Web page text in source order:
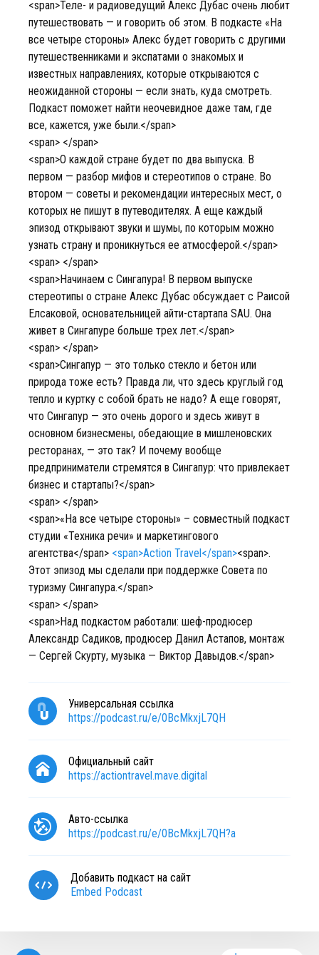
<span>Теле- и радиоведущий Алекс Дубас очень любит
путешествовать — и говорить об этом. В подкасте «На
все четыре стороны» Алекс будет говорить с другими
путешественниками и экспатами о знакомых и
известных направлениях, которые открываются с
неожиданной стороны — если знать, куда смотреть.
Подкаст поможет найти неочевидное даже там, где
все, кажется, уже были.</span>
<span> </span>
<span>О каждой стране будет по два выпуска. В
первом — разбор мифов и стереотипов о стране. Во
втором — советы и рекомендации интересных мест, о
которых не пишут в путеводителях. А еще каждый
эпизод открывают звуки и шумы, по которым можно
узнать страну и проникнуться ее атмосферой.</span>
<span> </span>
<span>Начинаем с Сингапура! В первом выпуске
стереотипы о стране Алекс Дубас обсуждает с Раисой
Елсаковой, основательницей айти-стартапа SAU. Она
живет в Сингапуре больше трех лет.</span>
<span> </span>
<span>Сингапур — это только стекло и бетон или
природа тоже есть? Правда ли, что здесь круглый год
тепло и куртку с собой брать не надо? А еще говорят,
что Сингапур — это очень дорого и здесь живут в
основном бизнесмены, обедающие в мишленовских
ресторанах, — это так? И почему вообще
предприниматели стремятся в Сингапур: что привлекает
бизнес и стартапы?</span>
<span> </span>
<span>«На все четыре стороны» – совместный подкаст
студии «Техника речи» и маркетингового
агентства</span> <span>Action Travel</span><span>.
Этот эпизод мы сделали при поддержке Совета по
туризму Сингапура.</span>
<span> </span>
<span>Над подкастом работали: шеф-продюсер
Александр Садиков, продюсер Данил Астапов, монтаж
— Сергей Скурту, музыка — Виктор Давыдов.</span>
Универсальная ссылка
https://podcast.ru/e/0BcMkxjL7QH
Официальный сайт
https://actiontravel.mave.digital
Авто-ссылка
https://podcast.ru/e/0BcMkxjL7QH?a
Добавить подкаст на сайт
Embed Podcast